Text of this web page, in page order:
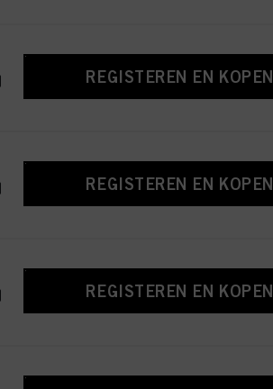
REGISTEREN EN KOPEN
REGISTEREN EN KOPEN
REGISTEREN EN KOPEN